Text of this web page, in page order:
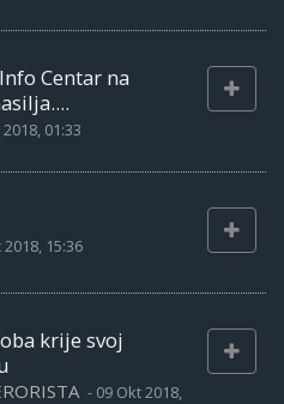
Centar na
01:33
2018, 15:36
krije svoj
- 09 Okt 2018,